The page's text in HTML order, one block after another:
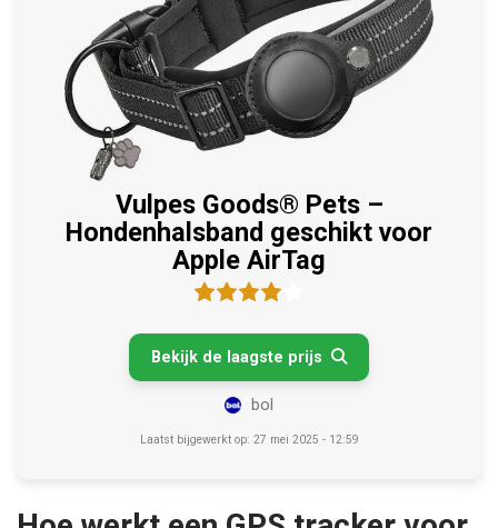
Vulpes Goods® Pets –
Hondenhalsband geschikt voor
Apple AirTag
Bekijk de laagste prijs 
bol
Laatst bijgewerkt op: 27 mei 2025 - 12:59